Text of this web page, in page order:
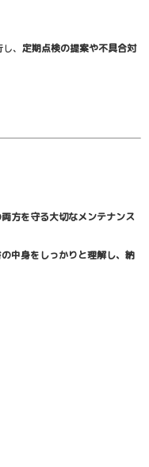
、 定期点検の提案や不具合対
方を守る大切なメンテナンス
中身をしっかりと理解し、納